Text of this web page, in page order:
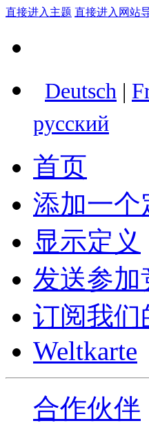
直接进入主题 直接进入网站
Deutsch |
русский
首页
添加一个
显示定义
发送参加
订阅我们
Weltkarte
合作伙伴